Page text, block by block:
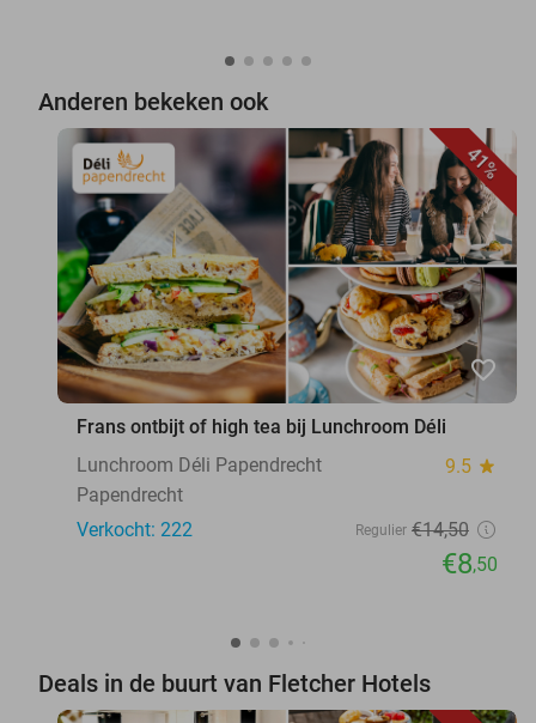
Anderen bekeken ook
41%
favorite_border
Frans ontbijt of high tea bij Lunchroom Déli
Lunchroom Déli Papendrecht
9.5 star
Papendrecht
Verkocht: 222
Regulier €14,50
€8,50
Deals in de buurt van Fletcher Hotels